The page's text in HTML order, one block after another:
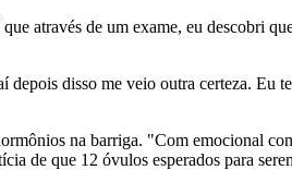
através de um exame, eu descobri
disso me veio outra certeza. Eu
na barriga. "Com emocional
de que 12 óvulos esperados para